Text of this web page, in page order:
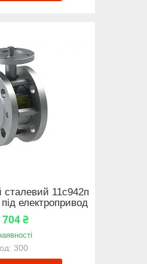
сталевий 11с942п
електропривод
704 ₴
300